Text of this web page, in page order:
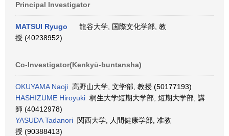
Principal Investigator
MATSUI Ryugo
龍谷大学, 国際文化学部, 教
授 (40238952)
Co-Investigator(Kenkyū-buntansha)
OKUYAMA Naoji 高野山大学, 文学部, 教授 (50177193)
HASHIZUME Hiroyuki 桐生大学短期大学部, 短期大学部, 講
師 (40412978)
YASUDA Tadanori 関西大学, 人間健康学部, 准教
授 (90388413)